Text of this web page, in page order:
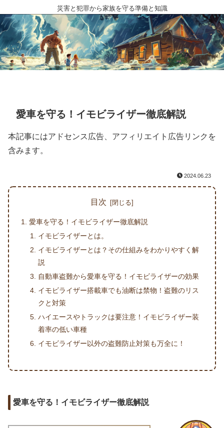
災害と犯罪から家族を守る準備と知識
愛車を守る！イモビライザー徹底解説
本記事にはアドセンス広告、アフィリエイト広告リンクを
含みます。
2024.06.23
目次
愛車を守る！イモビライザー徹底解説
イモビライザーとは。
イモビライザーとは？その仕組みをわかりやすく解
説
自動車盗難から愛車を守る！イモビライザーの効果
イモビライザー搭載車でも油断は禁物！盗難のリス
クと対策
ハイエースやトラックは要注意！イモビライザー装
着率の低い車種
イモビライザー以外の盗難防止対策も万全に！
愛車を守る！イモビライザー徹底解説